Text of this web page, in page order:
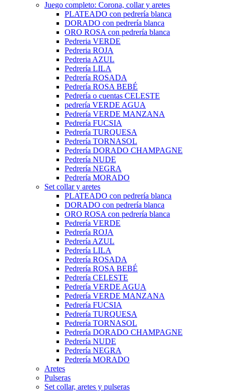
Juego completo: Corona, collar y aretes
PLATEADO con pedrería blanca
DORADO con pedrería blanca
ORO ROSA con pedrería blanca
Pedreria VERDE
Pedreria ROJA
Pedreria AZUL
Pedrería LILA
Pedrería ROSADA
Pedrería ROSA BEBÉ
Pedrería o cuentas CELESTE
pedrería VERDE AGUA
Pedrería VERDE MANZANA
Pedrería FUCSIA
Pedrería TURQUESA
Pedrería TORNASOL
Pedrería DORADO CHAMPAGNE
Pedrería NUDE
Pedrería NEGRA
Pedrería MORADO
Set collar y aretes
PLATEADO con pedrería blanca
DORADO con pedrería blanca
ORO ROSA con pedrería blanca
Pedrería VERDE
Pedrería ROJA
Pedrería AZUL
Pedrería LILA
Pedrería ROSADA
Pedrería ROSA BEBÉ
Pedrería CELESTE
Pedrería VERDE AGUA
Pedrería VERDE MANZANA
Pedrería FUCSIA
Pedrería TURQUESA
Pedrería TORNASOL
Pedrería DORADO CHAMPAGNE
Pedrería NUDE
Pedrería NEGRA
Pedrería MORADO
Aretes
Pulseras
Set collar, aretes y pulseras